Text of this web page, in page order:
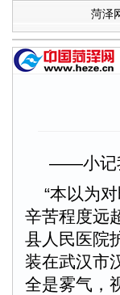
菏泽
——小记我
“本以为对
辛苦程度远
县人民医院
装在武汉市
全是雾气，